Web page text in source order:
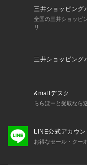
三井ショッピング
全国の三井ショッピ
リ
三井ショッピング
&mallデスク
ららぽーと受取なら
LINE公式アカウン
お得なセール・クー